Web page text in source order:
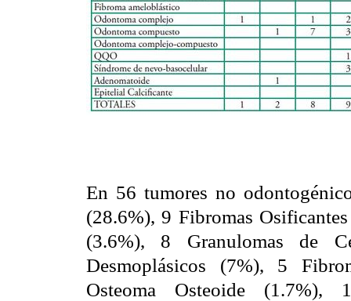
En 56 tumores no
(28.6%), 9 Fibromas
(3.6%), 8 Granulomas de
Desmoplásicos (7%), 5
Osteoma Osteoide (1.7%),